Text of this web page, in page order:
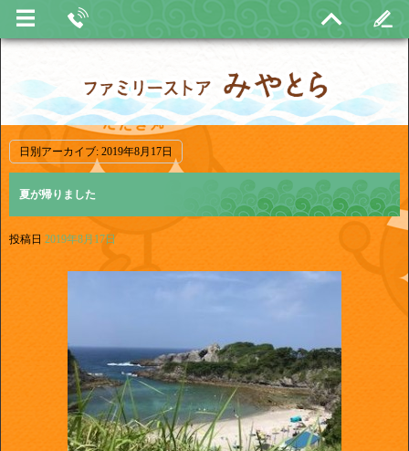
日別アーカイブ: 2019年8月17日
夏が帰りました
投稿日 2019年8月17日